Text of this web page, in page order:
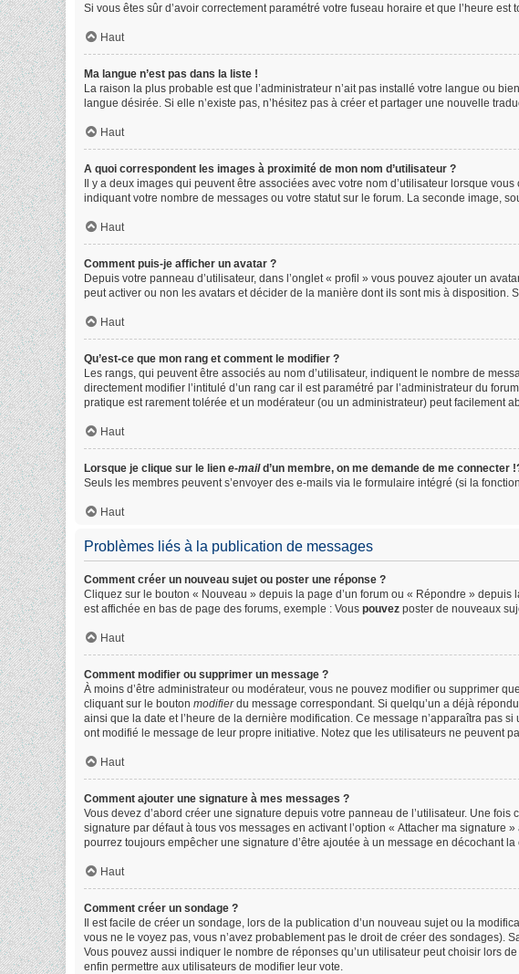
Si vous êtes sûr d’avoir correctement paramétré votre fuseau horaire et que l’heure
Haut
Ma langue n’est pas dans la liste !
La raison la plus probable est que l’administrateur n’ait pas installé votre langue ou
langue désirée. Si elle n’existe pas, n’hésitez pas à créer et partager une nouvelle
Haut
A quoi correspondent les images à proximité de mon nom d’utilisateur ?
Il y a deux images qui peuvent être associées avec votre nom d’utilisateur lorsque
indiquant votre nombre de messages ou votre statut sur le forum. La seconde image,
Haut
Comment puis-je afficher un avatar ?
Depuis votre panneau d’utilisateur, dans l’onglet « profil » vous pouvez ajouter un
peut activer ou non les avatars et décider de la manière dont ils sont mis à disposition.
Haut
Qu’est-ce que mon rang et comment le modifier ?
Les rangs, qui peuvent être associés au nom d’utilisateur, indiquent le nombre de
directement modifier l’intitulé d’un rang car il est paramétré par l’administrateur du
pratique est rarement tolérée et un modérateur (ou un administrateur) peut facilement
Haut
Lorsque je clique sur le lien e-maild’un membre, on me demande de me connecter
Seuls les membres peuvent s’envoyer des e-mails via le formulaire intégré (si la
Haut
Problèmes liés à la publication de messages
Comment créer un nouveau sujet ou poster une réponse ?
Cliquez sur le bouton « Nouveau » depuis la page d’un forum ou « Répondre »
est affichée en bas de page des forums, exemple : Vous pouvez poster de nouveaux
Haut
Comment modifier ou supprimer un message ?
À moins d’être administrateur ou modérateur, vous ne pouvez modifier ou supprimer
cliquant sur le bouton modifierdu message correspondant. Si quelqu’un a déjà
ainsi que la date et l’heure de la dernière modification. Ce message n’apparaîtra pas
ont modifié le message de leur propre initiative. Notez que les utilisateurs ne peuvent
Haut
Comment ajouter une signature à mes messages ?
Vous devez d’abord créer une signature depuis votre panneau de l’utilisateur. Une
signature par défaut à tous vos messages en activant l’option « Attacher ma signature
pourrez toujours empêcher une signature d’être ajoutée à un message en décochant
Haut
Comment créer un sondage ?
Il est facile de créer un sondage, lors de la publication d’un nouveau sujet ou la
vous ne le voyez pas, vous n’avez probablement pas le droit de créer des
Vous pouvez aussi indiquer le nombre de réponses qu’un utilisateur peut choisir lors
enfin permettre aux utilisateurs de modifier leur vote.